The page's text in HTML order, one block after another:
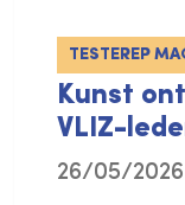
TESTEREP
Kunst
VLIZ-
26/05/2026